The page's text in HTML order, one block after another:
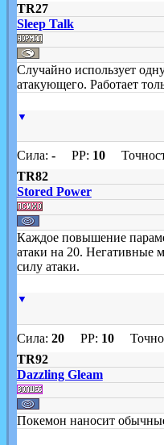
TR27
Sleep Talk
Случайно использует
атакующего. Работает
▼
Сила: -PP: 10
TR82
Stored Power
Каждое повышение
атаки на 20. Негативные
силу атаки.
▼
Сила: 20PP: 10
TR92
Dazzling Gleam
Покемон наносит